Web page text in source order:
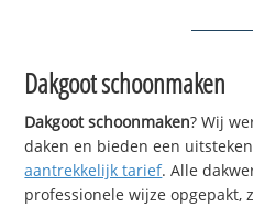
Dakgoot schoonmaken
Dakgoot schoonmaken? Wij
daken en bieden een
aantrekkelijk tarief. Alle
professionele wijze opgepakt,